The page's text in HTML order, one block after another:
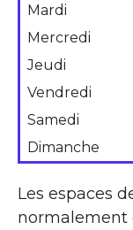
Mardi
Mercredi
Jeudi
Vendredi
Samedi
Dimanche
Les espaces
normalement